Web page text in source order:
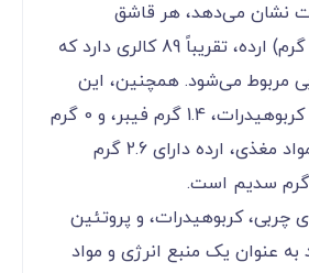
نشان می‌دهد، هر قاشق
غذاخوری (حدود 15 گرم) ارده، تقریباً 89 کالری دارد که
چربی مربوط می‌شود. همچنین، این
مقدار شامل 3 گرم کربوهیدرات، 1.4 گرم فیبر، و 0 گرم
شکر است. از نظر مواد مغذی، ارده دارای 2.6 گرم
چربی، کربوهیدرات، و پروتئین
به عنوان یک منبع انرژی و مواد